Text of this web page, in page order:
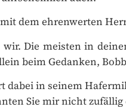
dem ehrenwerten
wir. Die meisten in
beim Gedanken,
in seinem
Sie mir nicht zufällig